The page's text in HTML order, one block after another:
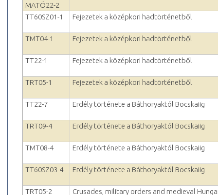
MATÖ22-2
TT60SZ01-1 Fejezetek a középkori hadtörténetből
TMT04-1 Fejezetek a középkori hadtörténetből
TT22-1 Fejezetek a középkori hadtörténetből
TRT05-1 Fejezetek a középkori hadtörténetből
TT22-7 Erdély története a Báthoryaktól Bocskaiig
TRT09-4 Erdély története a Báthoryaktól Bocskaiig
TMT08-4 Erdély története a Báthoryaktól Bocskaiig
TT60SZ03-4 Erdély története a Báthoryaktól Bocskaiig
TRT05-2 Crusades, military orders and medieval